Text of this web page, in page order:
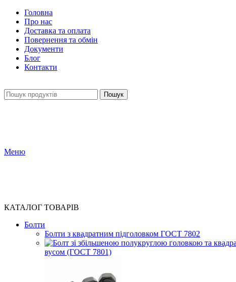
Головна
Про нас
Доставка та оплата
Повернення та обмін
Документи
Блог
Контакти
Пошук
Меню
КАТАЛОГ ТОВАРІВ
Болти
Болти з квадратним підголовком ГОСТ 7802
вусом (ГОСТ 7801)